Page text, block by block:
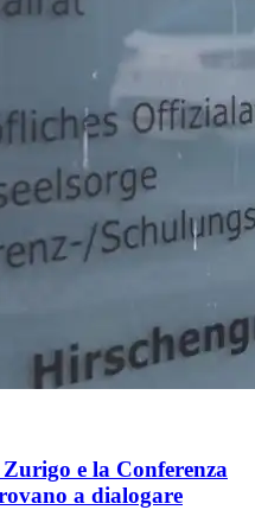
e la Conferenza
a dialogare